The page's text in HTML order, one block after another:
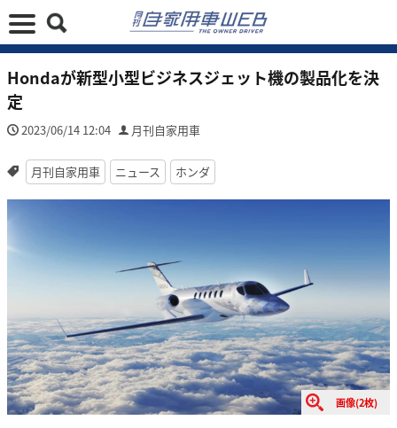
Hondaが新型小型ビジネスジェット機の製品化を決
定
2023/06/14 12:04 月刊自家用車
月刊自家用車 ニュース ホンダ
画像(2枚)